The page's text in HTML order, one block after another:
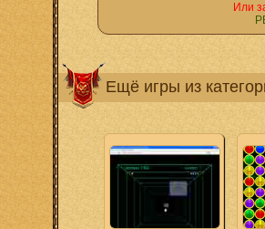
Или
Ещё игры из